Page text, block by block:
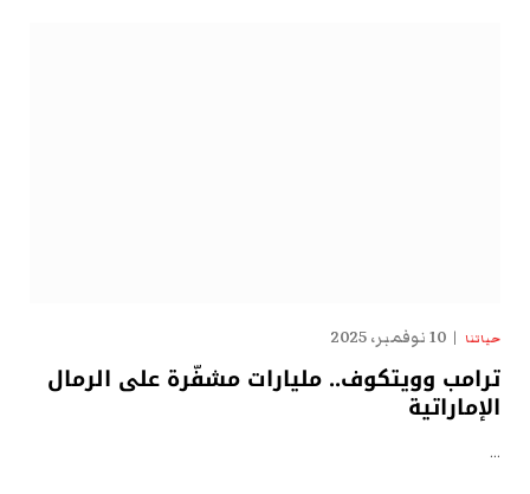
حياتنا 10 نوفمبر، 2025
ترامب وويتكوف.. مليارات مشفّرة على الرمال
الإماراتية
…